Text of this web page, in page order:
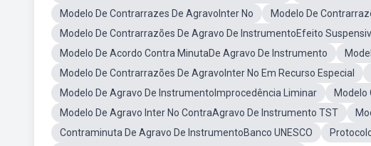
Modelo De Contrarrazes De AgravoInter No
Modelo De
Modelo De Contrarrazões De Agravo De InstrumentoEfeito
Modelo De Acordo Contra MinutaDe Agravo De Instrumento
Modelo De Contrarrazões De AgravoInter No Em Recurso Especial
Modelo De Agravo De InstrumentoImprocedência Liminar
Modelo
Modelo De Agravo Inter No ContraAgravo De Instrumento TST
Contraminuta De Agravo De InstrumentoBanco UNESCO